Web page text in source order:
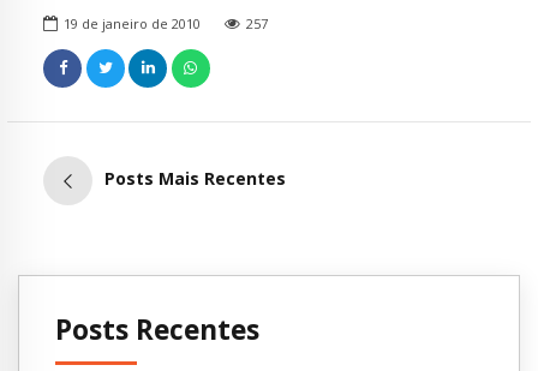
19 de janeiro de 2010 257
Posts Mais Recentes
Posts Recentes